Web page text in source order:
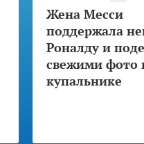
Жена Месси
поддержала
Роналду и
свежими фото
купальнике